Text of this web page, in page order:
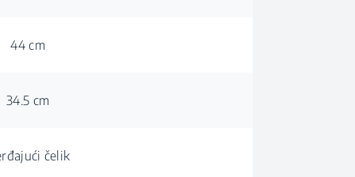
44 cm
34.5 cm
čelik